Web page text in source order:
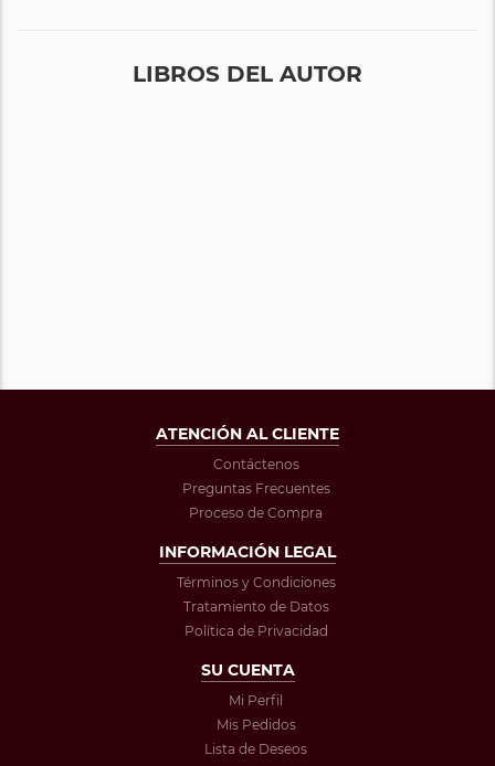
LIBROS DEL AUTOR
ATENCIÓN AL CLIENTE
Contáctenos
Preguntas Frecuentes
Proceso de Compra
INFORMACIÓN LEGAL
Términos y Condiciones
Tratamiento de Datos
Política de Privacidad
SU CUENTA
Mi Perfil
Mis Pedidos
Lista de Deseos